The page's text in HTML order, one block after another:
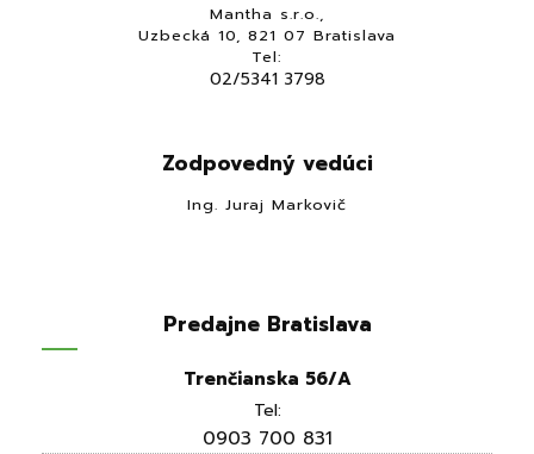
Mantha s.r.o.,
Uzbecká 10, 821 07 Bratislava
Tel:
02/5341 3798
Zodpovedný vedúci
Ing. Juraj Markovič
Predajne Bratislava
Trenčianska 56/A
Tel:
0903 700 831